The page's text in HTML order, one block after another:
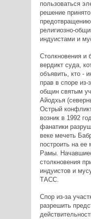
пользоваться
решение
религиозно-
индуистами и
Столкновения и
вердикт суда,
объявить, кто -
прав в споре
общин святым
Айодхья
Острый
возник в 1992
фанатики
веке мечеть
построить на ее
Рамы.
столкновения
индуистов и
ТАСС.
Спор из-за
разрешить